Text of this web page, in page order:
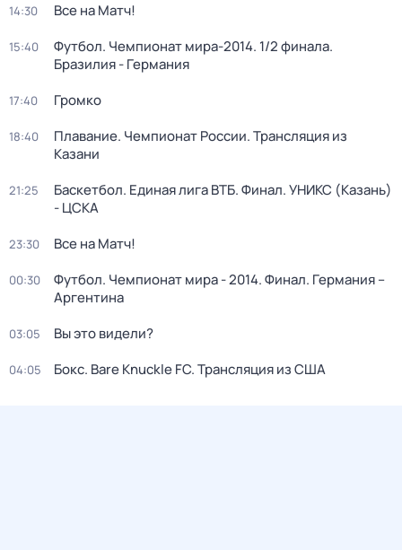
14:30 Все на Матч!
15:40
Футбол. Чемпионат мира-2014. 1/2 финала.
Бразилия - Германия
17:40 Громко
18:40
Плавание. Чемпионат России. Трансляция из
Казани
21:25
Баскетбол. Единая лига ВТБ. Финал. УНИКС (Казань)
- ЦСКА
23:30 Все на Матч!
00:30
Футбол. Чемпионат мира - 2014. Финал. Германия –
Аргентина
03:05 Вы это видели?
04:05 Бокс. Bare Knuckle FC. Трансляция из США